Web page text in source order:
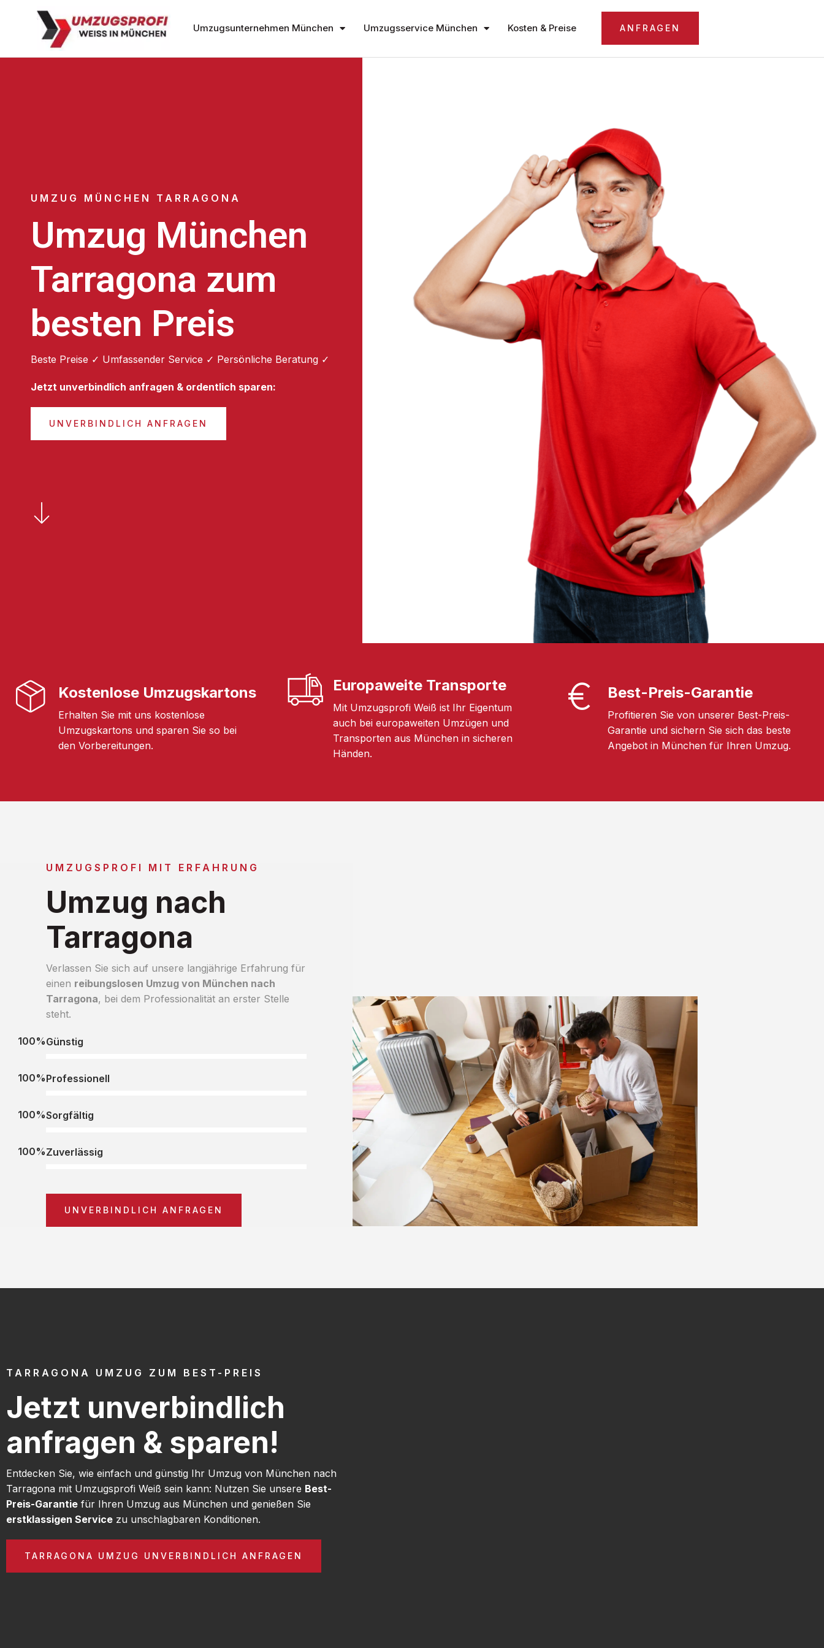
Umzugsunternehmen München Umzugsservice München Kosten & Preise ANFRAGEN
UMZUG MÜNCHEN TARRAGONA
Umzug München
Tarragona zum
besten Preis
Beste Preise ✓ Umfassender Service ✓ Persönliche Beratung ✓
Jetzt unverbindlich anfragen & ordentlich sparen:
UNVERBINDLICH ANFRAGEN
Kostenlose Umzugskartons
Erhalten Sie mit uns kostenlose
Umzugskartons und sparen Sie so bei
den Vorbereitungen.
Europaweite Transporte
Mit Umzugsprofi Weiß ist Ihr Eigentum
auch bei europaweiten Umzügen und
Transporten aus München in sicheren
Händen.
Best-Preis-Garantie
Profitieren Sie von unserer Best-Preis-
Garantie und sichern Sie sich das beste
Angebot in München für Ihren Umzug.
UMZUGSPROFI MIT ERFAHRUNG
Umzug nach
Tarragona
Verlassen Sie sich auf unsere langjährige Erfahrung für
einen reibungslosen Umzug von München nach
Tarragona, bei dem Professionalität an erster Stelle
steht.
Günstig
100%
Professionell
100%
Sorgfältig
100%
Zuverlässig
100%
UNVERBINDLICH ANFRAGEN
TARRAGONA UMZUG ZUM BEST-PREIS
Jetzt unverbindlich
anfragen & sparen!
Entdecken Sie, wie einfach und günstig Ihr Umzug von München nach
Tarragona mit Umzugsprofi Weiß sein kann: Nutzen Sie unsere Best-
Preis-Garantie für Ihren Umzug aus München und genießen Sie
erstklassigen Service zu unschlagbaren Konditionen.
TARRAGONA UMZUG UNVERBINDLICH ANFRAGEN